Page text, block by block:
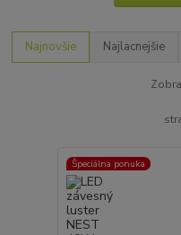
Najnovšie Najlacnejšie
Špeciálna ponuka